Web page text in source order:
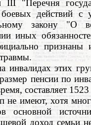
III "Перечня
боевых действий
закону "О
иных
признаны
инвалидах этих
пенсии по
составляет
не имеют, хотя
основной
доход семьи